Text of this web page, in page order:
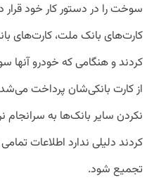
سوخت را در دستور کار خود قرار
کارت‌های بانک ملت، کارت‌های
کردند و هنگامی که خودرو
از کارت بانکی‌شان پرداخت
نکردن سایر بانک‌ها به سرانجام
کردند دلیلی ندارد اطلاعات
تجمیع شود.